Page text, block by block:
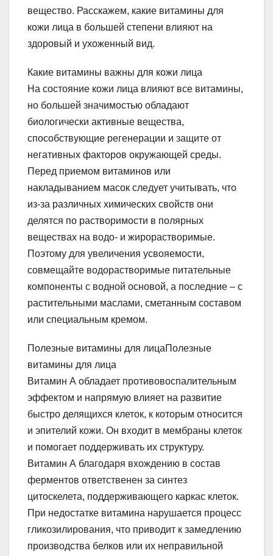
вещество. Расскажем, какие витамины для
кожи лица в большей степени влияют на
здоровый и ухоженный вид.
Какие витамины важны для кожи лица
На состояние кожи лица влияют все витамины,
но большей значимостью обладают
биологически активные вещества,
способствующие регенерации и защите от
негативных факторов окружающей среды.
Перед приемом витаминов или
накладыванием масок следует учитывать, что
из-за различных химических свойств они
делятся по растворимости в полярных
веществах на водо- и жирорастворимые.
Поэтому для увеличения усвояемости,
совмещайте водорастворимые питательные
компоненты с водной основой, а последние – с
растительными маслами, сметанным составом
или специальным кремом.
Полезные витамины для лицаПолезные
витамины для лица
Витамин А обладает противовоспалительным
эффектом и напрямую влияет на развитие
быстро делящихся клеток, к которым относится
и эпителий кожи. Он входит в мембраны клеток
и помогает поддерживать их структуру.
Витамин А благодаря вхождению в состав
ферментов ответственен за синтез
цитоскелета, поддерживающего каркас клеток.
При недостатке витамина нарушается процесс
гликозилирования, что приводит к замедлению
производства белков или их неправильной